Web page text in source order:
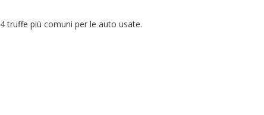
truffe più comuni per le auto usate.